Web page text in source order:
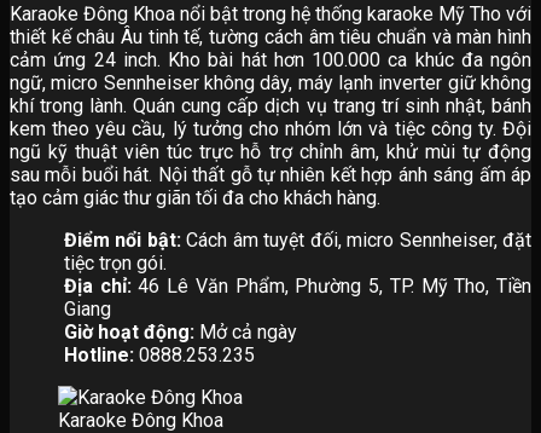
Karaoke Đông Khoa nổi bật trong hệ thống karaoke Mỹ Tho với
thiết kế châu Âu tinh tế, tường cách âm tiêu chuẩn và màn hình
cảm ứng 24 inch. Kho bài hát hơn 100.000 ca khúc đa ngôn
ngữ, micro Sennheiser không dây, máy lạnh inverter giữ không
khí trong lành. Quán cung cấp dịch vụ trang trí sinh nhật, bánh
kem theo yêu cầu, lý tưởng cho nhóm lớn và tiệc công ty. Đội
ngũ kỹ thuật viên túc trực hỗ trợ chỉnh âm, khử mùi tự động
sau mỗi buổi hát. Nội thất gỗ tự nhiên kết hợp ánh sáng ấm áp
tạo cảm giác thư giãn tối đa cho khách hàng.
Điểm nổi bật:Cách âm tuyệt đối, micro Sennheiser, đặt
tiệc trọn gói.
Địa chỉ:46 Lê Văn Phẩm, Phường 5, TP. Mỹ Tho, Tiền
Giang
Giờ hoạt động:Mở cả ngày
Hotline:0888.253.235
Karaoke Đông Khoa